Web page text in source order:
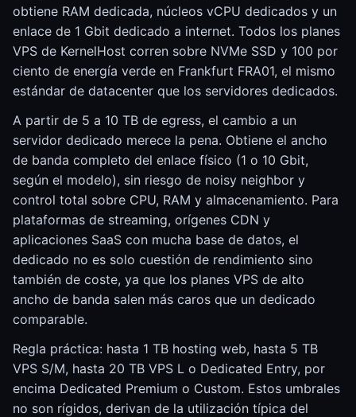
obtiene RAM dedicada, núcleos vCPU dedicados y un
enlace de 1 Gbit dedicado a internet. Todos los planes
VPS de KernelHost corren sobre NVMe SSD y 100 por
ciento de energía verde en Frankfurt FRA01, el mismo
estándar de datacenter que los servidores dedicados.
A partir de 5 a 10 TB de egress, el cambio a un
servidor dedicado merece la pena. Obtiene el ancho
de banda completo del enlace físico (1 o 10 Gbit,
según el modelo), sin riesgo de noisy neighbor y
control total sobre CPU, RAM y almacenamiento. Para
plataformas de streaming, orígenes CDN y
aplicaciones SaaS con mucha base de datos, el
dedicado no es solo cuestión de rendimiento sino
también de coste, ya que los planes VPS de alto
ancho de banda salen más caros que un dedicado
comparable.
Regla práctica: hasta 1 TB hosting web, hasta 5 TB
VPS S/M, hasta 20 TB VPS L o Dedicated Entry, por
encima Dedicated Premium o Custom. Estos umbrales
no son rígidos, derivan de la utilización típica del